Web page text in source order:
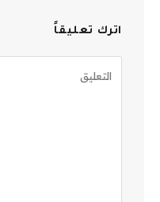
اترك تعليقاً